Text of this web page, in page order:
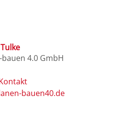
4.0 GmbH
bauen40.de